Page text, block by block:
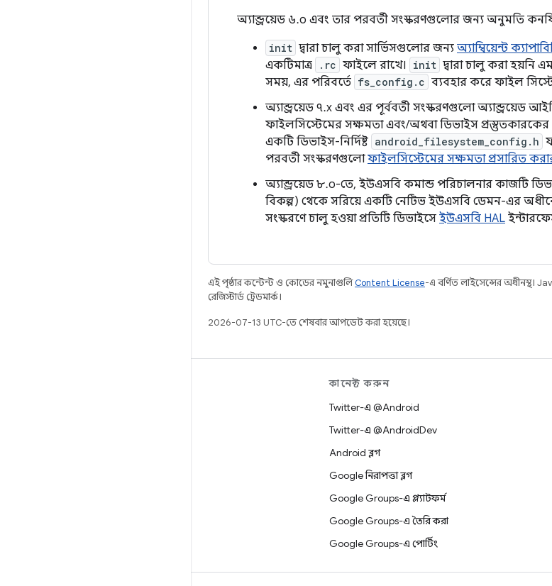
অ্যান্ড্রয়েড ৬.০ এবং তার পরবর্তী সংস্করণগুলোর জন্য অনুমতি
init দ্বারা চালু করা সার্ভিসগুলোর জন্য অ্যাম্বিয়েন্ট
একটিমাত্র
.rc ফাইলে রাখে। init দ্বারা চালু করা হয়নি
সময়, এর পরিবর্তে fs_config.c ব্যবহার করে ফাইল
অ্যান্ড্রয়েড ৭.x এবং এর পূর্ববর্তী সংস্করণগুলো অ্যান্ড্রয়েড
ফাইলসিস্টেমের সক্ষমতা এবং/অথবা ডিভাইস প্রস্তুতকারকের
একটি ডিভাইস-নির্দিষ্ট android_filesystem_config.h
পরবর্তী সংস্করণগুলোফাইলসিস্টেমের সক্ষমতা প্রসারিত
অ্যান্ড্রয়েড ৮.০-তে, ইউএসবি কমান্ড পরিচালনার কাজটি
বিকল্প) থেকে সরিয়ে একটি নেটিভ ইউএসবি ডেমন-এর
সংস্করণে চালু হওয়া প্রতিটি ডিভাইসে ইউএসবি HAL
এই পৃষ্ঠার কন্টেন্ট ও কোডের নমুনাগুলিContent License-এ বর্ণিত লাইসেন্সের অধীনস্থ।
রেজিস্টার্ড ট্রেডমার্ক।
2026-07-13 UTC-তে শেষবার আপডেট করা হয়েছে।
কানেক্ট করুন
Twitter-এ @Android
Twitter-এ @AndroidDev
Android ব্লগ
Google নিরাপত্তা ব্লগ
Google Groups-এ প্ল্যাটফর্ম
Google Groups-এ তৈরি করা
Google Groups-এ পোর্টিং